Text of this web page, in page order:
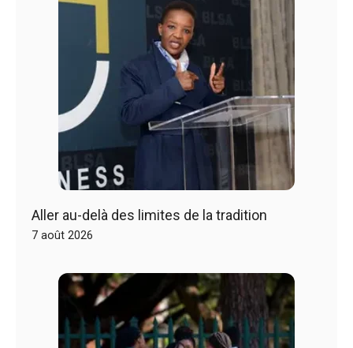
Aller au-delà des limites de la tradition
7 août 2026